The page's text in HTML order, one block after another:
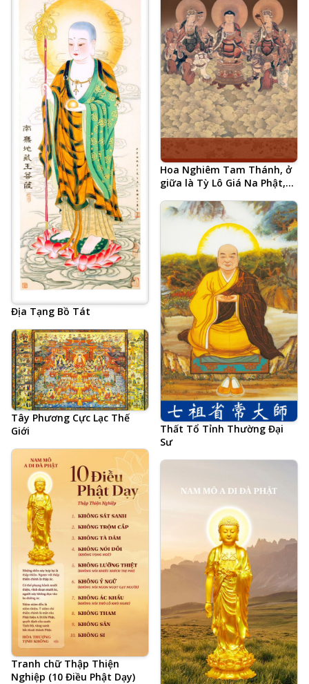
Hoa Nghiêm Tam Thánh, ở
giữa là Tỳ Lô Giá Na Phật,
và Văn Thù Bồ Tát
Địa Tạng Bồ Tát
Thất Tổ Tỉnh Thường Đại
Sư
Tây Phương Cực Lạc Thế
Giới
Tranh chữ Thập Thiện
Nghiệp (10 Điều Phật Dạy)